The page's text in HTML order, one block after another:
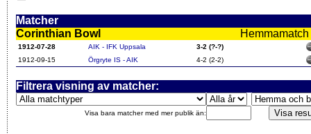
Matcher
Corinthian Bowl
1912-07-28 AIK - IFK Uppsala
3-2 (?-?)
1912-09-15
Örgryte IS - AIK 4-2 (2-2)
Filtrera visning av matcher:
Visa bara matcher med mer publik än: